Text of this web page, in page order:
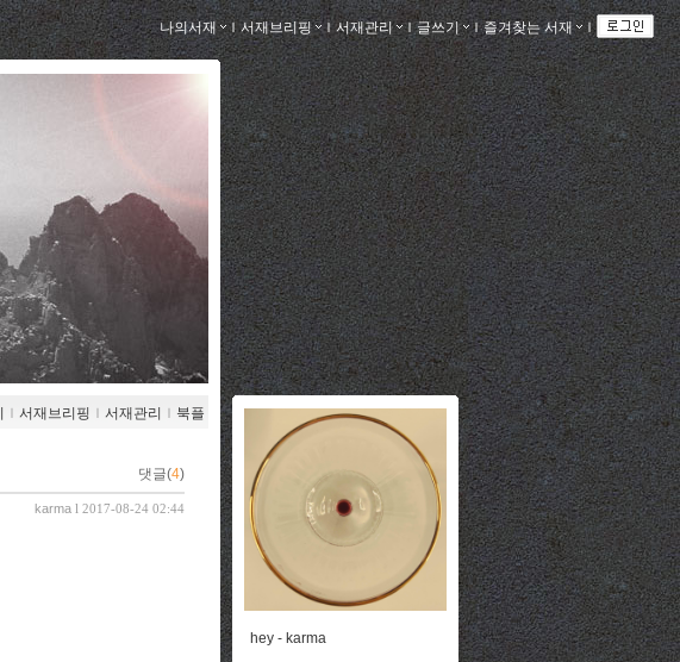
나의서재 ｌ서재브리핑 ｌ서재관리 ｌ글쓰기 ｌ즐겨찾는 서재 ｌ
ｌ 서재브리핑 ｌ 서재관리 ｌ 북플
댓글(4)
karma l 2017-08-24 02:44
hey - karma